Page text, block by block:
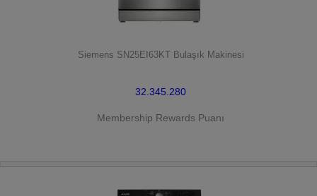
Siemens SN25EI63KT Bulaşık Makinesi
32.345.280
Membership Rewards Puanı